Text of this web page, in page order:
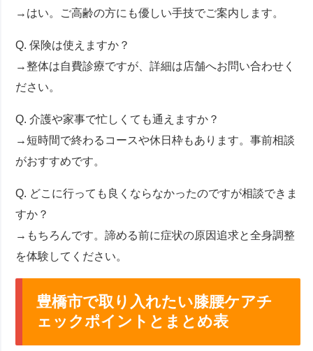
→はい。ご高齢の方にも優しい手技でご案内します。
Q. 保険は使えますか？
→整体は自費診療ですが、詳細は店舗へお問い合わせく
ださい。
Q. 介護や家事で忙しくても通えますか？
→短時間で終わるコースや休日枠もあります。事前相談
がおすすめです。
Q. どこに行っても良くならなかったのですが相談できま
すか？
→もちろんです。諦める前に症状の原因追求と全身調整
を体験してください。
豊橋市で取り入れたい膝腰ケアチ
ェックポイントとまとめ表